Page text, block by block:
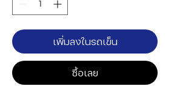
เพิ่มลงในรถเข็น
ซื้อเลย